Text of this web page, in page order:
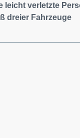
leicht verletzte
dreier Fahrzeuge